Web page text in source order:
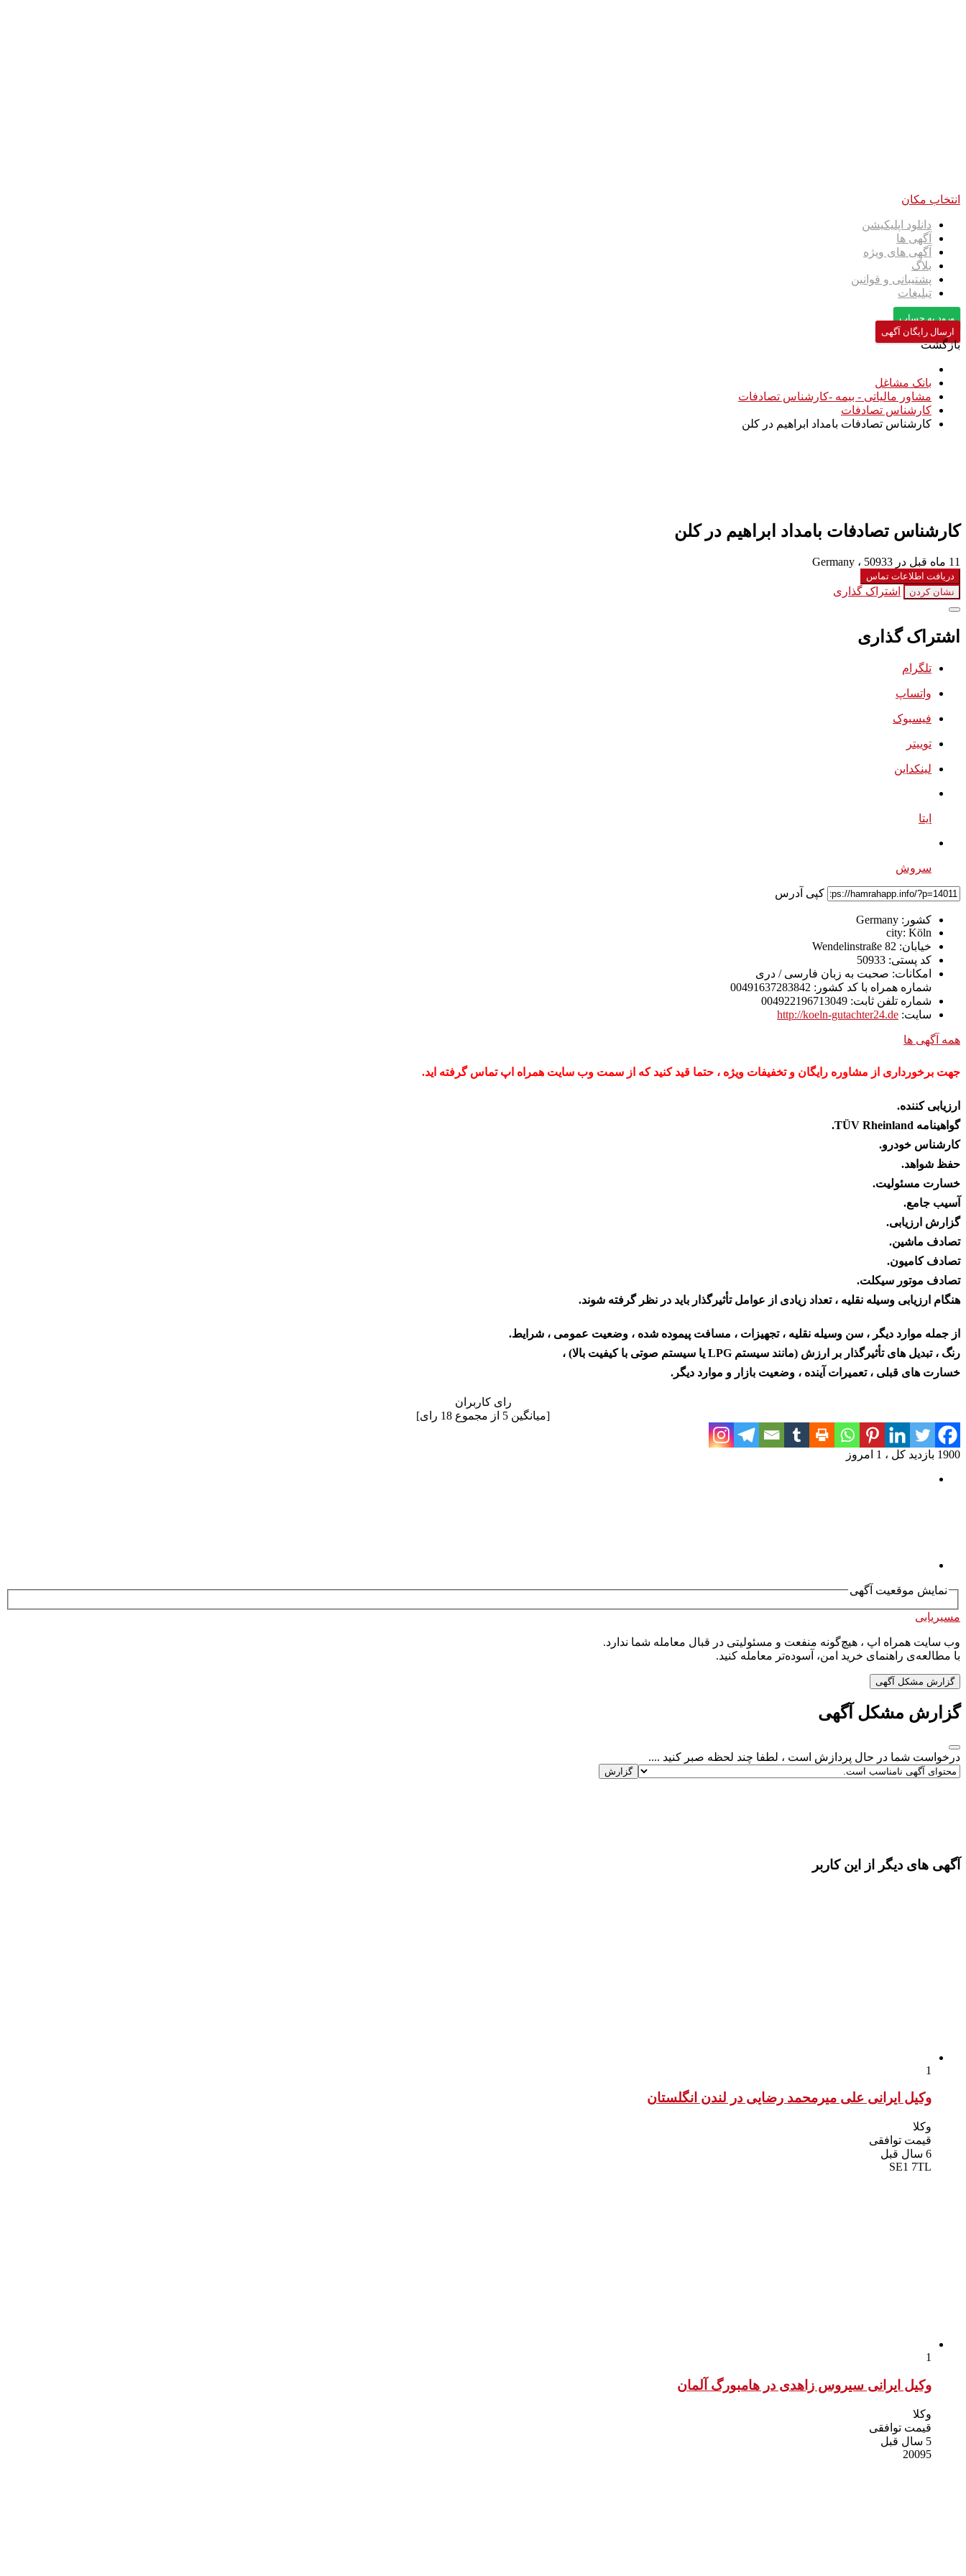
انتخاب مکان
دانلود اپلیکیشن
آگهی ها
آگهی های ویژه
بلاگ
پشتیبانی و قوانین
تبلیغات
ورود به حساب
ارسال رایگان آگهی
بازگشت
بانک مشاغل
مشاور مالیاتی - بیمه -کارشناس تصادفات
کارشناس تصادفات
کارشناس تصادفات بامداد ابراهیم در کلن
کارشناس تصادفات بامداد ابراهیم در کلن
11 ماه قبل در Germany ، 50933
دریافت اطلاعات تماس
نشان کردن
اشتراک گذاری
اشتراک گذاری
تلگرام
واتساپ
فیسبوک
توییتر
لینکداین
ایتا
سروش
کپی آدرس
کشور:
city: Köln
خیابان:
کد پستی:
امکانات: صحبت به زبان فارسی / دری
شماره همراه با کد کشور:
شماره تلفن ثابت:
سایت: http://koeln-gutachter24.de
همه آگهی ها
جهت برخورداری از مشاوره رایگان و تخفیفات ویژه ، حتما قید کنید که از سمت وب سایت همراه اپ تماس گرفته اید.
ارزیابی کننده.
گواهینامه TÜV Rheinland.
کارشناس خودرو.
حفظ شواهد.
خسارت مسئولیت.
آسیب جامع.
گزارش ارزیابی.
تصادف ماشین.
تصادف کامیون.
تصادف موتور سیکلت.
هنگام ارزیابی وسیله نقلیه ، تعداد زیادی از عوامل تأثیرگذار باید در نظر گرفته شوند.
از جمله موارد دیگر ، سن وسیله نقلیه ، تجهیزات ، مسافت پیموده شده ، وضعیت عمومی ، شرایط.
رنگ ، تبدیل های تأثیرگذار بر ارزش (مانند سیستم LPG یا سیستم صوتی با کیفیت بالا) ،
خسارت های قبلی ، تعمیرات آینده ، وضعیت بازار و موارد دیگر.
رای کاربران
[میانگین 5 از مجموع 18 رای]
1900 بازدید کل ، 1 امروز
نمایش موقعیت آگهی
مسیریابی
وب سایت همراه اپ ، هیچ‌گونه منفعت و مسئولیتی در قبال معامله شما ندارد.
با مطالعه‌ی راهنمای خرید امن، آسوده‌تر معامله کنید.
گزارش مشکل آگهی
گزارش مشکل آگهی
درخواست شما در حال پردازش است ، لطفا چند لحظه صبر کنید ....
آگهی های دیگر از این کاربر
1
وکیل ایرانی علی میرمحمد رضایی در لندن انگلستان
وکلا
قیمت توافقی
6 سال قبل
SE1 7TL
1
وکیل ایرانی سیروس زاهدی در هامبورگ آلمان
وکلا
قیمت توافقی
5 سال قبل
20095